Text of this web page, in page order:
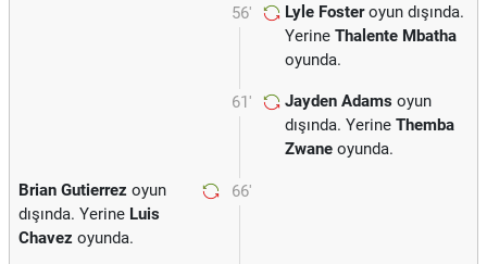
56' Lyle Fosteroyun dışında.
Yerine Thalente Mbatha
oyunda.
61' Jayden Adams oyun
dışında. Yerine Themba
Zwane oyunda.
66'
Brian Gutierrez oyun
dışında. Yerine Luis
Chavez oyunda.